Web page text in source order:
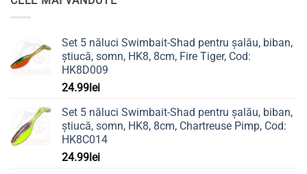
Set 5 năluci Swimbait-Shad pentru șalău, biban,
știucă, somn, HK8, 8cm, Fire Tiger, Cod:
HK8D009
24.99lei
Set 5 năluci Swimbait-Shad pentru șalău, biban,
știucă, somn, HK8, 8cm, Chartreuse Pimp, Cod:
HK8C014
24.99lei